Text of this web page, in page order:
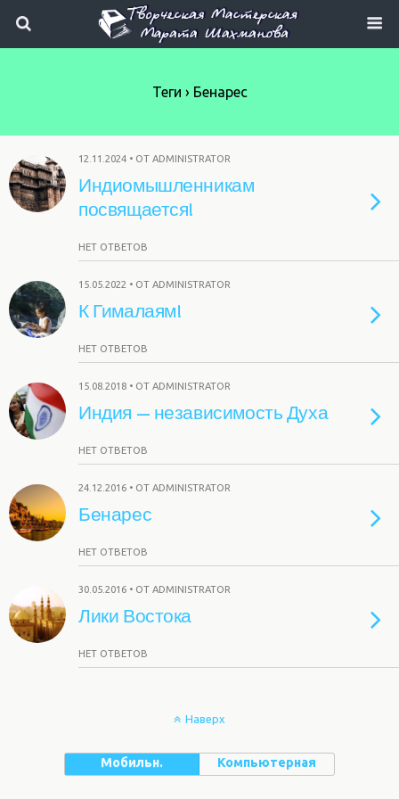
Теги › Бенарес
12.11.2024 • ОТ ADMINISTRATOR
Индиомышленникам
посвящается!
НЕТ ОТВЕТОВ
15.05.2022 • ОТ ADMINISTRATOR
К Гималаям!
НЕТ ОТВЕТОВ
15.08.2018 • ОТ ADMINISTRATOR
Индия — независимость Духа
НЕТ ОТВЕТОВ
24.12.2016 • ОТ ADMINISTRATOR
Бенарес
НЕТ ОТВЕТОВ
30.05.2016 • ОТ ADMINISTRATOR
Лики Востока
НЕТ ОТВЕТОВ
Наверх
Мобильн. Компьютерная